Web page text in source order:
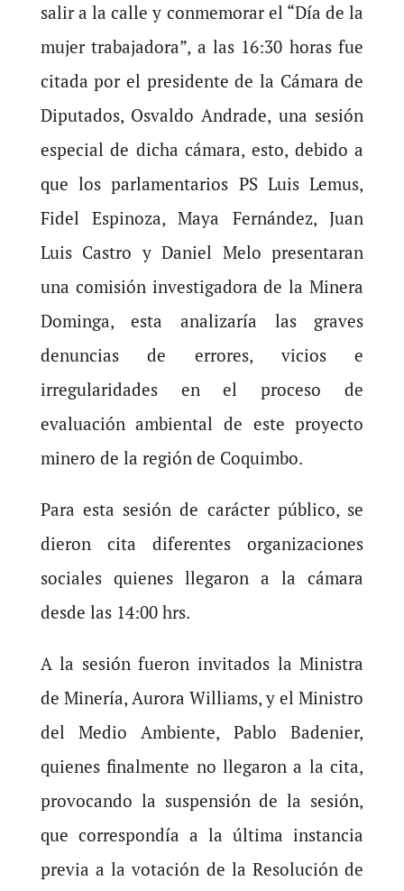
salir a la calle y conmemorar el “Día de la
mujer trabajadora”, a las 16:30 horas fue
citada por el presidente de la Cámara de
Diputados, Osvaldo Andrade, una sesión
especial de dicha cámara, esto, debido a
que los parlamentarios PS Luis Lemus,
Fidel Espinoza, Maya Fernández, Juan
Luis Castro y Daniel Melo presentaran
una comisión investigadora de la Minera
Dominga, esta analizaría las graves
denuncias de errores, vicios e
irregularidades en el proceso de
evaluación ambiental de este proyecto
minero de la región de Coquimbo.
Para esta sesión de carácter público, se
dieron cita diferentes organizaciones
sociales quienes llegaron a la cámara
desde las 14:00 hrs.
A la sesión fueron invitados la Ministra
de Minería, Aurora Williams, y el Ministro
del Medio Ambiente, Pablo Badenier,
quienes finalmente no llegaron a la cita,
provocando la suspensión de la sesión,
que correspondía a la última instancia
previa a la votación de la Resolución de